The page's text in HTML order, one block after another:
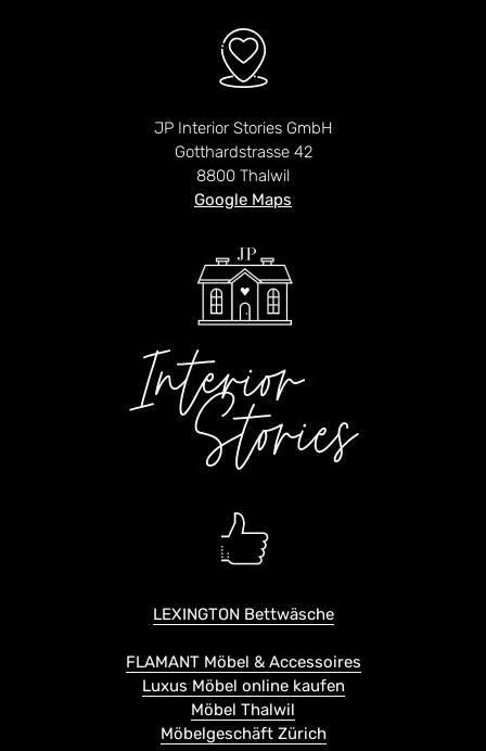
JP Interior Stories GmbH
Gotthardstrasse 42
8800 Thalwil
Google Maps
LEXINGTON Bettwäsche
FLAMANT Möbel & Accessoires
Luxus Möbel online kaufen
Möbel Thalwil
Möbelgeschäft Zürich